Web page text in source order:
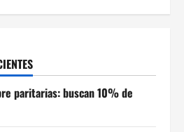
paritarias: buscan 10% de